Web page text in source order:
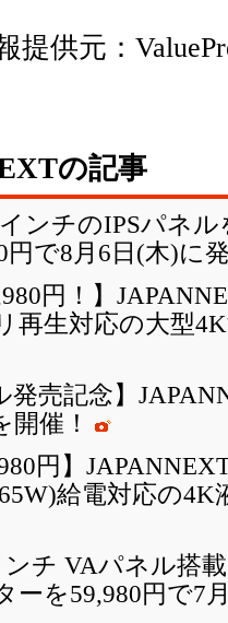
提供元：
の記事
ンチのIPSパネ
で8月6日(木)に
円！】
再生対応の大型
発売記念】
催！
円】
給電対応の
チ VAパネル搭
ーを59,980円で7